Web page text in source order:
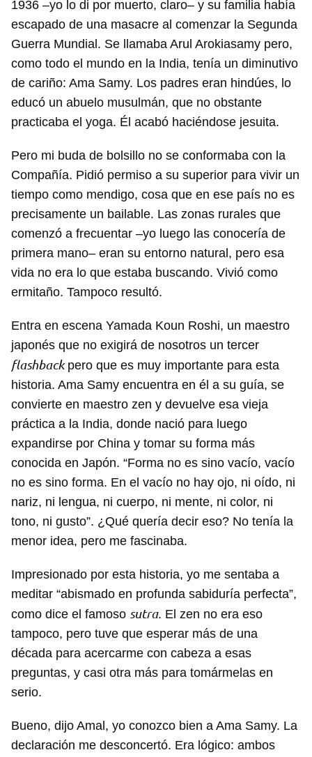
1936 –yo lo di por muerto, claro– y su familia había
escapado de una masacre al comenzar la Segunda
Guerra Mundial. Se llamaba Arul Arokiasamy pero,
como todo el mundo en la India, tenía un diminutivo
de cariño: Ama Samy. Los padres eran hindúes, lo
educó un abuelo musulmán, que no obstante
practicaba el yoga. Él acabó haciéndose jesuita.
Pero mi buda de bolsillo no se conformaba con la
Compañía. Pidió permiso a su superior para vivir un
tiempo como mendigo, cosa que en ese país no es
precisamente un bailable. Las zonas rurales que
comenzó a frecuentar –yo luego las conocería de
primera mano– eran su entorno natural, pero esa
vida no era lo que estaba buscando. Vivió como
ermitaño. Tampoco resultó.
Entra en escena Yamada Koun Roshi, un maestro
japonés que no exigirá de nosotros un tercer
flashbackpero que es muy importante para esta
historia. Ama Samy encuentra en él a su guía, se
convierte en maestro zen y devuelve esa vieja
práctica a la India, donde nació para luego
expandirse por China y tomar su forma más
conocida en Japón. “Forma no es sino vacío, vacío
no es sino forma. En el vacío no hay ojo, ni oído, ni
nariz, ni lengua, ni cuerpo, ni mente, ni color, ni
tono, ni gusto”. ¿Qué quería decir eso? No tenía la
menor idea, pero me fascinaba.
Impresionado por esta historia, yo me sentaba a
meditar “abismado en profunda sabiduría perfecta”,
como dice el famoso sutra. El zen no era eso
tampoco, pero tuve que esperar más de una
década para acercarme con cabeza a esas
preguntas, y casi otra más para tomármelas en
serio.
Bueno, dijo Amal, yo conozco bien a Ama Samy. La
declaración me desconcertó. Era lógico: ambos